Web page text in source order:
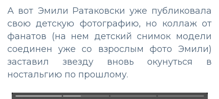
А вот Эмили Ратаковски уже публиковала
свою детскую фотографию, но коллаж от
фанатов (на нем детский снимок модели
соединен уже со взрослым фото Эмили)
заставил звезду вновь окунуться в
ностальгию по прошлому.